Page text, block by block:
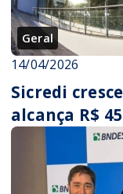
Geral
14/04/2026
Sicredi
alcança R$